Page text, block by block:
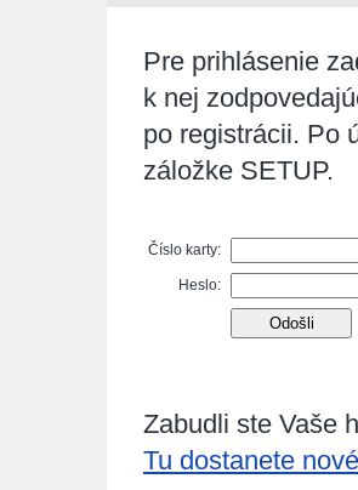
Pre prihlásenie
k nej
po registrácii. Po
záložke SETUP.
Číslo karty:
Heslo:
Zabudli ste Vaše
Tu dostanete